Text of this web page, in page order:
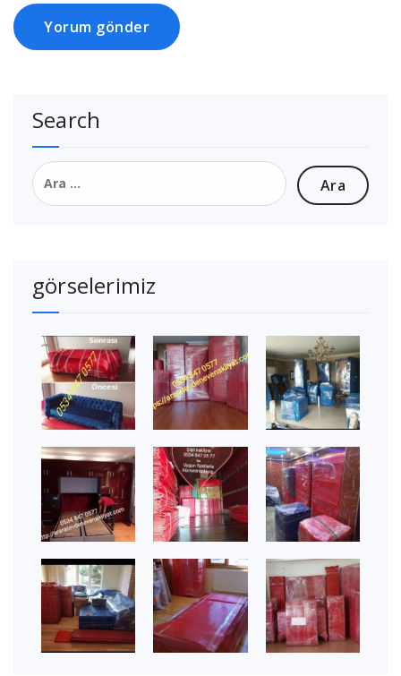
Search
Arama:
görselerimiz